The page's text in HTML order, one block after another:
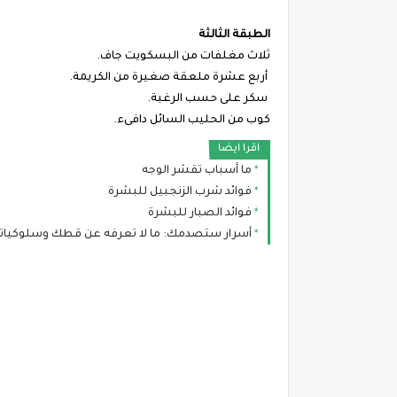
الطبقة الثالثة
ثلاث مغلفات من البسكويت جاف.
أربع عشرة ملعقة صغيرة من الكريمة.
سكر على حسب الرغبة.
كوب من الحليب السائل دافىء.
اقرا ايضا
ما أسباب تقشر الوجه
فوائد شرب الزنجبيل للبشرة
فوائد الصبار للبشرة
أسرار ستصدمك: ما لا تعرفه عن قطك